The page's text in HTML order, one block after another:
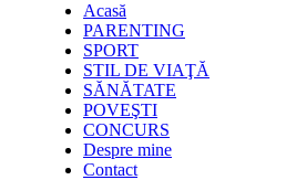
Acasă
PARENTING
SPORT
STIL DE VIAŢĂ
SĂNĂTATE
POVEŞTI
CONCURS
Despre mine
Contact